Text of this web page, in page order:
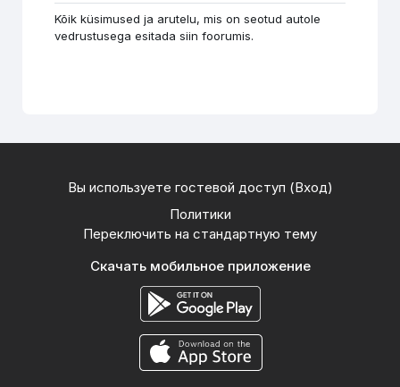
Kõik küsimused ja arutelu, mis on seotud autole
vedrustusega esitada siin foorumis.
Вы используете гостевой доступ (Вход)
Политики
Переключить на стандартную тему
Скачать мобильное приложение